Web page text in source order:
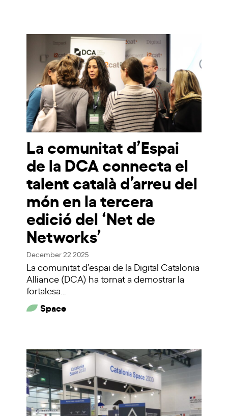
La comunitat d’Espai
de la DCA connecta el
talent català d’arreu del
món en la tercera
edició del ‘Net de
Networks’
December 22 2025
La comunitat d’espai de la Digital Catalonia
Alliance (DCA) ha tornat a demostrar la
fortalesa…
Space